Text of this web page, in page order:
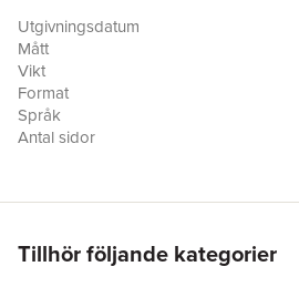
Ytor, material och drömska objekt
mörker och längtan. Trots det
väldigt nära och frestelsen att tolka
ömsesidiga förhållande – blir omöjlig
Läs mer på www.fripress.se
Utgivningsdatum
Mått
Vikt
Format
Språk
Antal sidor
ISBN
Tillhör följande kategorier